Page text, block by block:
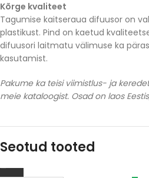
Kõrge kvaliteet
Tagumise kaitseraua difuusor on
plastikust. Pind on kaetud
difuusori laitmatu välimuse ka
kasutamist.
Pakume ka teisi viimistlus- ja
meie kataloogist. Osad on laos
Seotud tooted